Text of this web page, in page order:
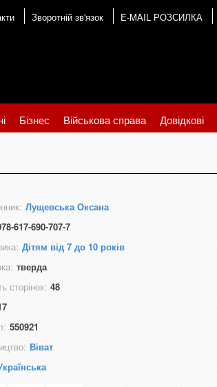
Зворотній зв'язок E-MAIL РОЗСИЛКА
Бізнес Військова справа Довідкові
Лущевська Оксана
617-690-707-7
Дітям від 7 до 10 років
тверда
сторінок: 48
550921
Віват